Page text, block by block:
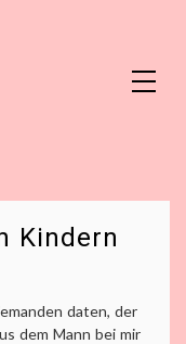
Kindern
daten, der
dem Mann bei mir